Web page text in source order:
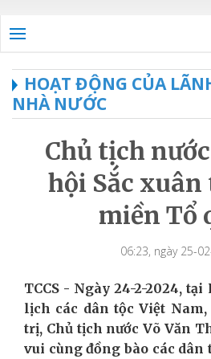
HOẠT ĐỘNG CỦA
NHÀ NƯỚC
Chủ tịch
hội Sắc
miền Tổ
06:23, ngày 25-
TCCS - Ngày 24-2-2024, tại
lịch các dân tộc Việt Nam,
trị, Chủ tịch nước Võ Văn
vui cùng đồng bào các